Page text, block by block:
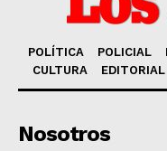
POLÍTICA POLICIAL
CULTURA
EDITORIAL
Nosotros